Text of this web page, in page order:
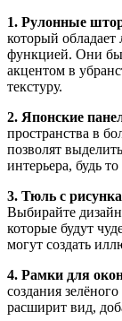
1. Рулонные
который
функцией. Они
акцентом в
текстуру.
2. Японские
пространства в
позволят
интерьера, будь
3. Тюль с
Выбирайте
которые будут
могут создать
4. Рамки для
создания
расширит вид,